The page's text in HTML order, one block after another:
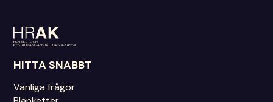
HITTA SNABBT
Vanliga frågor